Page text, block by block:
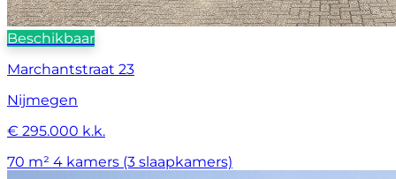
Beschikbaar
Marchantstraat 23
Nijmegen
€ 295.000 k.k.
70 m² 4 kamers (3 slaapkamers)